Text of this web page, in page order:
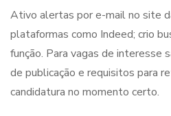
Ativo alertas por e-mail no site
plataformas como Indeed; crio
função. Para vagas de interesse
de publicação e requisitos para
candidatura no momento certo.